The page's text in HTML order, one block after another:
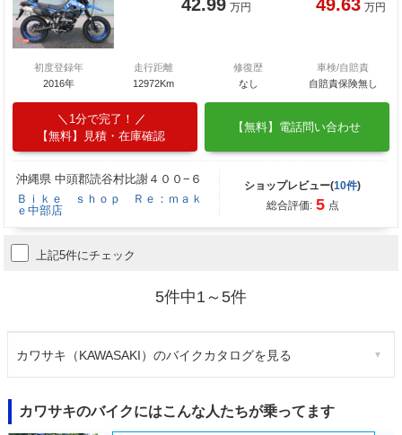
42.99 万円 49.63 万円
初度登録年
2016年
走行距離
12972Km
修復歴
なし
車検/自賠責
自賠責保険無し
1分で完了！
【無料】見積・在庫確認
【無料】電話問い合わせ
沖縄県 中頭郡読谷村比謝４００−６
Ｂｉｋｅ ｓｈｏｐ Ｒｅ：ｍａｋ
ｅ中部店
ショップレビュー(10件)
総合評価: 5 点
上記5件にチェック
5件中1～5件
カワサキ（KAWASAKI）のバイクカタログを見る
カワサキのバイクにはこんな人たちが乗ってます